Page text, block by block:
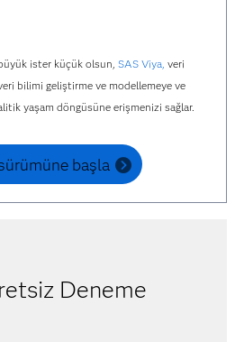
ister küçük olsun, SAS Viya, veri
bilimi geliştirme ve modellemeye ve
yaşam döngüsüne erişmenizi sağlar.
başla
Deneme